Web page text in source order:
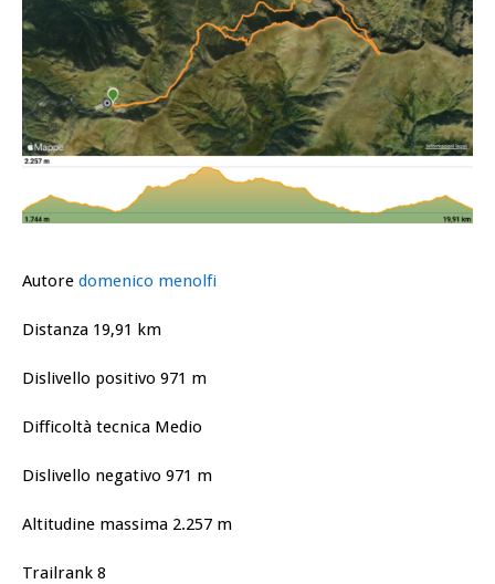
Autore domenico menolfi
Distanza 19,91 km
Dislivello positivo 971 m
Difficoltà tecnica Medio
Dislivello negativo 971 m
Altitudine massima 2.257 m
Trailrank 8